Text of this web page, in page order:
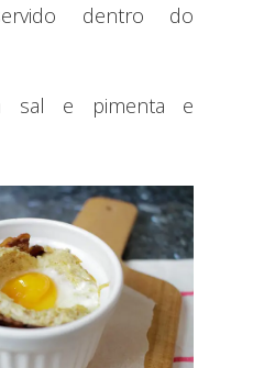
dentro do
sal e pimenta e